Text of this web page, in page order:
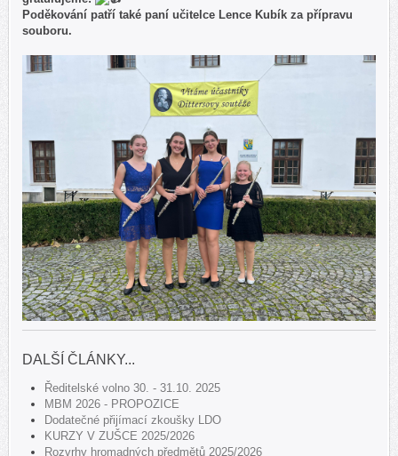
Poděkování patří také paní učitelce Lence Kubík za přípravu
souboru.
DALŠÍ ČLÁNKY...
Ředitelské volno 30. - 31.10. 2025
MBM 2026 - PROPOZICE
Dodatečné přijímací zkoušky LDO
KURZY V ZUŠCE 2025/2026
Rozvrhy hromadných předmětů 2025/2026